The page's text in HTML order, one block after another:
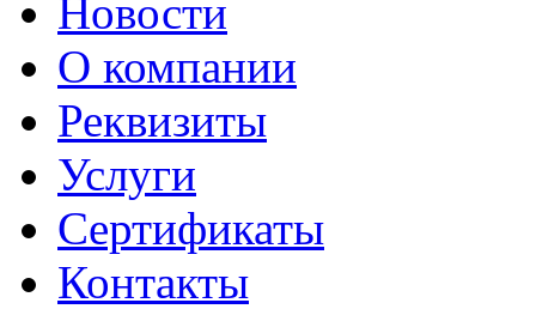
Новости
О компании
Реквизиты
Услуги
Сертификаты
Контакты